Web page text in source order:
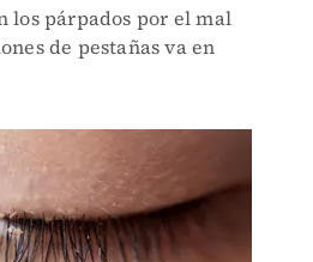
los párpados por el mal
de pestañas va en